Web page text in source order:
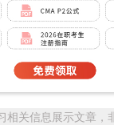
相关信息展示文章，